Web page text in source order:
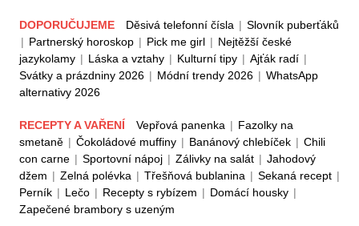
DOPORUČUJEME Děsivá telefonní čísla | Slovník puberťáků
| Partnerský horoskop | Pick me girl | Nejtěžší české
jazykolamy | Láska a vztahy | Kulturní tipy | Ajťák radí |
Svátky a prázdniny 2026 | Módní trendy 2026 | WhatsApp
alternativy 2026
RECEPTY A VAŘENÍ Vepřová panenka | Fazolky na
smetaně | Čokoládové muffiny | Banánový chlebíček | Chili
con carne | Sportovní nápoj | Zálivky na salát | Jahodový
džem | Zelná polévka | Třešňová bublanina | Sekaná recept |
Perník | Lečo | Recepty s rybízem | Domácí housky |
Zapečené brambory s uzeným